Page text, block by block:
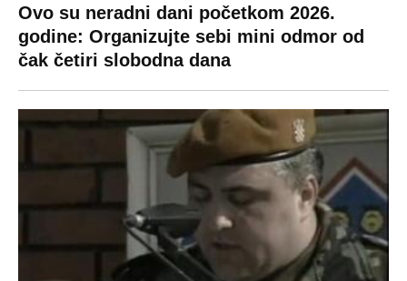
Ovo su neradni dani početkom 2026.
godine: Organizujte sebi mini odmor od
čak četiri slobodna dana